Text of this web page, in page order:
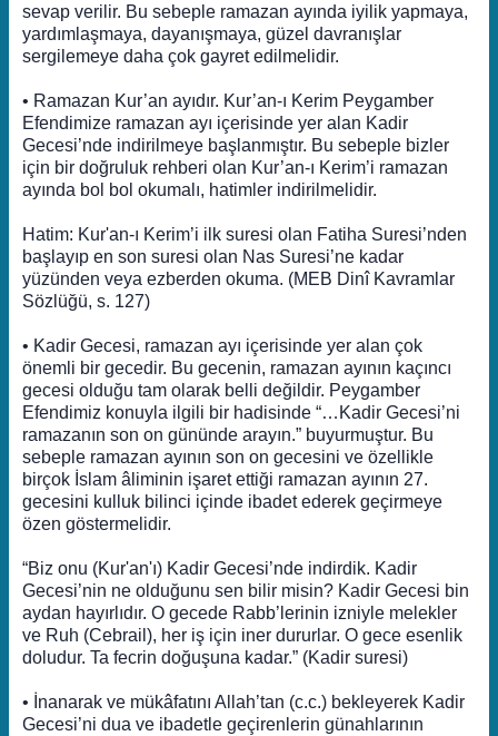
sevap verilir. Bu sebeple ramazan ayında iyilik yapmaya,
yardımlaşmaya, dayanışmaya, güzel davranışlar
sergilemeye daha çok gayret edilmelidir.
• Ramazan Kur’an ayıdır. Kur’an-ı Kerim Peygamber
Efendimize ramazan ayı içerisinde yer alan Kadir
Gecesi’nde indirilmeye başlanmıştır. Bu sebeple bizler
için bir doğruluk rehberi olan Kur’an-ı Kerim’i ramazan
ayında bol bol okumalı, hatimler indirilmelidir.
Hatim: Kur'an-ı Kerim’i ilk suresi olan Fatiha Suresi’nden
başlayıp en son suresi olan Nas Suresi’ne kadar
yüzünden veya ezberden okuma. (MEB Dinî Kavramlar
Sözlüğü, s. 127)
• Kadir Gecesi, ramazan ayı içerisinde yer alan çok
önemli bir gecedir. Bu gecenin, ramazan ayının kaçıncı
gecesi olduğu tam olarak belli değildir. Peygamber
Efendimiz konuyla ilgili bir hadisinde “…Kadir Gecesi’ni
ramazanın son on gününde arayın.” buyurmuştur. Bu
sebeple ramazan ayının son on gecesini ve özellikle
birçok İslam âliminin işaret ettiği ramazan ayının 27.
gecesini kulluk bilinci içinde ibadet ederek geçirmeye
özen göstermelidir.
“Biz onu (Kur'an'ı) Kadir Gecesi’nde indirdik. Kadir
Gecesi’nin ne olduğunu sen bilir misin? Kadir Gecesi bin
aydan hayırlıdır. O gecede Rabb’lerinin izniyle melekler
ve Ruh (Cebrail), her iş için iner dururlar. O gece esenlik
doludur. Ta fecrin doğuşuna kadar.” (Kadir suresi)
• İnanarak ve mükâfatını Allah’tan (c.c.) bekleyerek Kadir
Gecesi’ni dua ve ibadetle geçirenlerin günahlarının